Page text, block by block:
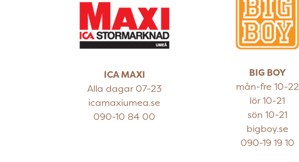
ICA MAXI
Alla dagar 07-23
icamaxiumea.se
090-10 84 00
BIG BOY
mån-fre 10-22
lör 10-21
sön 10-21
bigboy.se
090-19 19 10